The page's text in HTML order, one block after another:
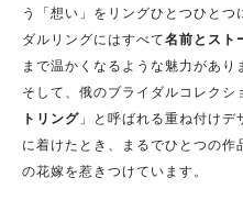
う「想い」をリングひとつひとつ
ダルリングにはすべて名前とスト
まで温かくなるような魅力があり
そして、俄のブライダルコレク
トリング 」と呼ばれる重ね付け
に着けたとき、まるでひとつの作
の花嫁を惹きつけています。